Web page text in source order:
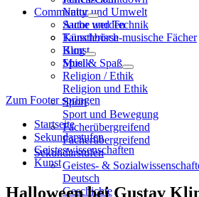
Natur und Umwelt
Sache und Technik
Künstlerisch-musische Fächer
Kunst
Musik
Religion / Ethik
Religion und Ethik
Sport
Sport und Bewegung
Fächerübergreifend
Fächerübergreifend
Sekundarstufen
Geistes- &
Deutsch
Geschichte
Community
Autor werden
Tauschbörse
Blog
Spiel & Spaß
Zum Footer springen
Startseite
Sekundarstufen
Geisteswissenschaften
Kunst
Halloween bei Gustav